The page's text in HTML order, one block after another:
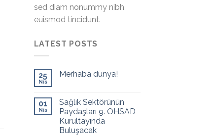
sed diam nonummy nibh
euismod tincidunt.
LATEST POSTS
25
Nis
Merhaba dünya!
01
Nis
Sağlık Sektörünün
Paydaşları 9. OHSAD
Kurultayında
Buluşacak